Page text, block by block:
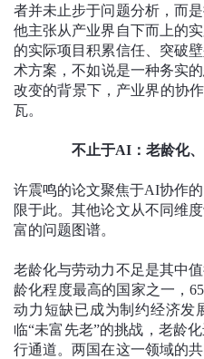
者并未止步于问题分析，而
他主张从产业界自下而上的
的实际项目积累信任、突破
术方案，不如说是一种务实
改变的背景下，产业界的协
瓦。
不止于AI：老龄化
许震鸣的论文聚焦于AI协作
限于此。其他论文从不同维
富的问题图谱。
老龄化与劳动力不足是其中
龄化程度最高的国家之一，
动力短缺已成为制约经济发
临“未富先老”的挑战，老龄
行通道。两国在这一领域的